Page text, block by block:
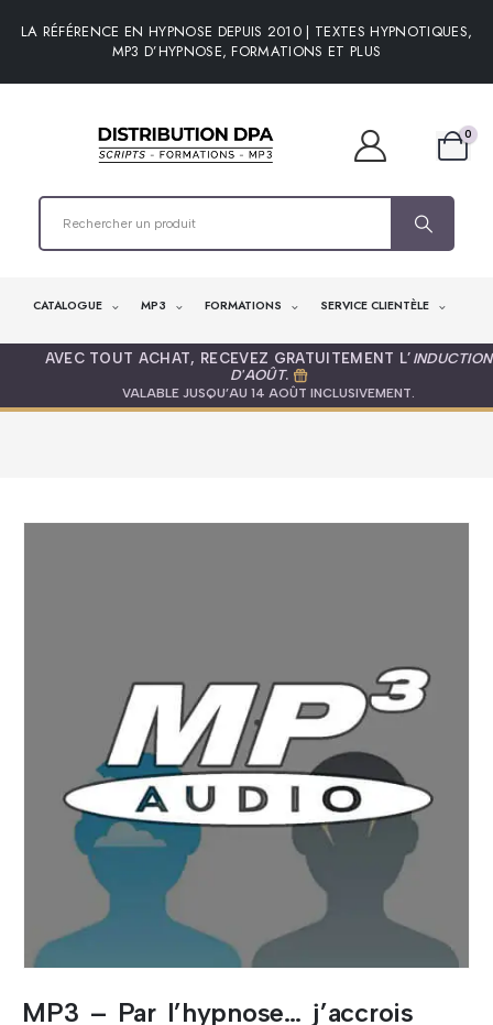
LA RÉFÉRENCE EN HYPNOSE DEPUIS 2010 | TEXTES HYPNOTIQUES,
MP3 D’HYPNOSE, FORMATIONS ET PLUS
0
CATALOGUE MP3 FORMATIONS SERVICE CLIENTÈLE
AVEC TOUT ACHAT, RECEVEZ GRATUITEMENT L’ INDUCTION
D'AOÛT.
VALABLE JUSQU’AU 14 AOÛT INCLUSIVEMENT.
MP3 – Par l’hypnose… j’accrois